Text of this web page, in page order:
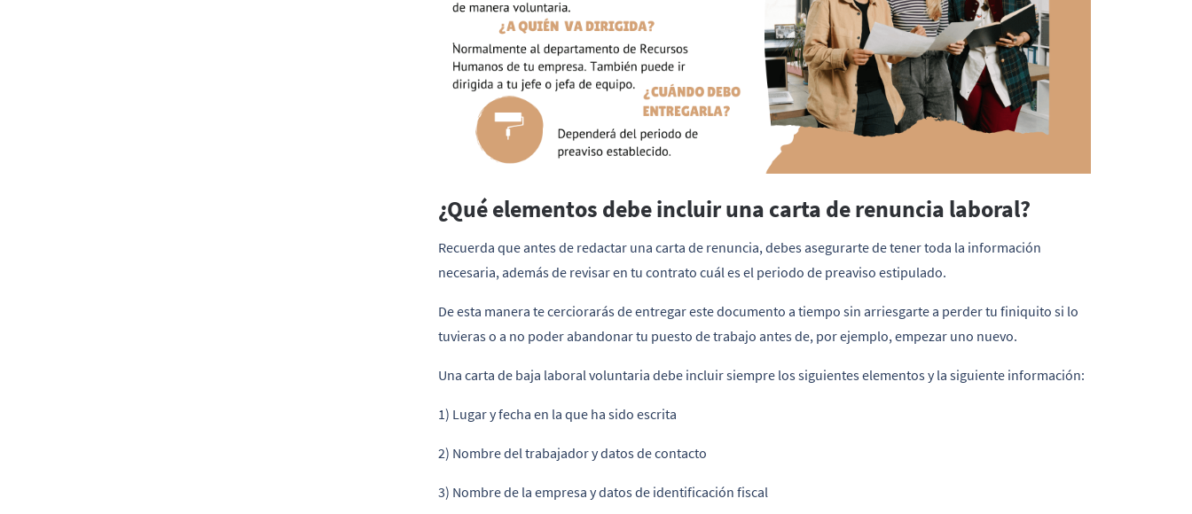
¿Qué elementos debe incluir una carta de renuncia laboral?
Recuerda que antes de redactar una carta de renuncia, debes asegurarte de tener toda la información
necesaria, además de revisar en tu contrato cuál es el periodo de preaviso estipulado.
De esta manera te cerciorarás de entregar este documento a tiempo sin arriesgarte a perder tu finiquito si lo
tuvieras o a no poder abandonar tu puesto de trabajo antes de, por ejemplo, empezar uno nuevo.
Una carta de baja laboral voluntaria debe incluir siempre los siguientes elementos y la siguiente información:
1) Lugar y fecha en la que ha sido escrita
2) Nombre del trabajador y datos de contacto
3) Nombre de la empresa y datos de identificación fiscal